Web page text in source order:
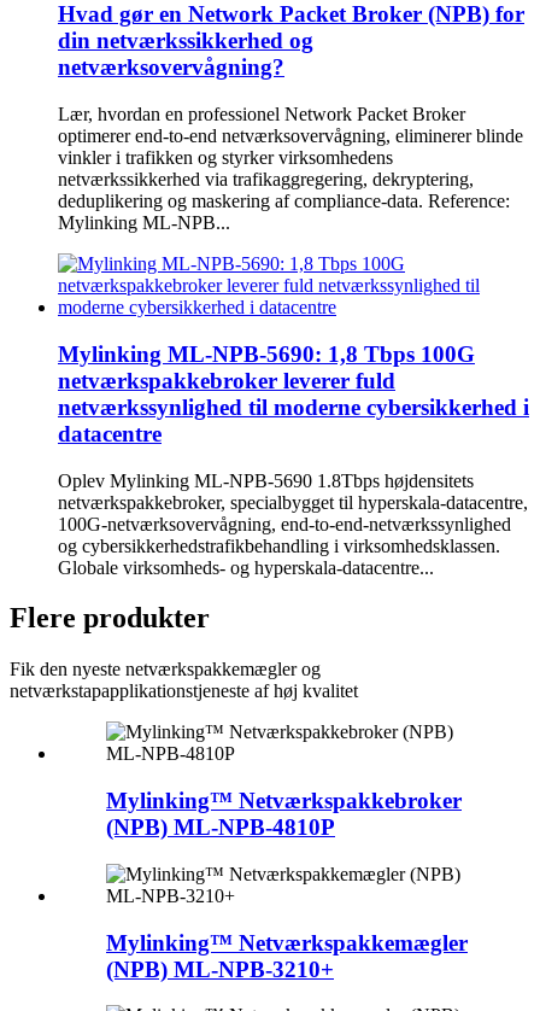
Hvad gør en Network Packet Broker (NPB) for
din netværkssikkerhed og
netværksovervågning?
Lær, hvordan en professionel Network Packet Broker
optimerer end-to-end netværksovervågning, eliminerer blinde
vinkler i trafikken og styrker virksomhedens
netværkssikkerhed via trafikaggregering, dekryptering,
deduplikering og maskering af compliance-data. Reference:
Mylinking ML-NPB...
Mylinking ML-NPB-5690: 1,8 Tbps 100G
netværkspakkebroker leverer fuld
netværkssynlighed til moderne cybersikkerhed i
datacentre
Oplev Mylinking ML-NPB-5690 1.8Tbps højdensitets
netværkspakkebroker, specialbygget til hyperskala-datacentre,
100G-netværksovervågning, end-to-end-netværkssynlighed
og cybersikkerhedstrafikbehandling i virksomhedsklassen.
Globale virksomheds- og hyperskala-datacentre...
Flere produkter
Fik den nyeste netværkspakkemægler og
netværkstapapplikationstjeneste af høj kvalitet
Mylinking™ Netværkspakkebroker
(NPB) ML-NPB-4810P
Mylinking™ Netværkspakkemægler
(NPB) ML-NPB-3210+